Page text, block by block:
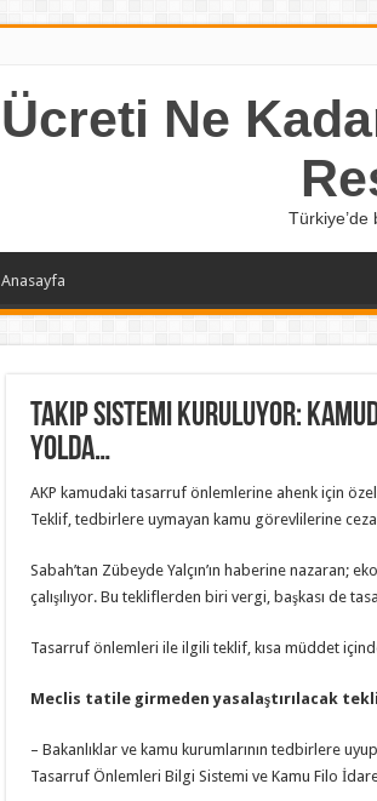
Ücreti Ne
Türkiye’de
Anasayfa
Takip sistemi kuruluyor:
yolda…
AKP kamudaki tasarruf önlemlerine ahenk için
Teklif, tedbirlere uymayan kamu görevlilerine
Sabah’tan Zübeyde Yalçın’ın haberine nazaran;
çalışılıyor. Bu tekliflerden biri vergi, başkası de
Tasarruf önlemleri ile ilgili teklif, kısa müddet
Meclis tatile girmeden yasalaştırılacak
– Bakanlıklar ve kamu kurumlarının tedbirlere
Tasarruf Önlemleri Bilgi Sistemi ve Kamu Filo İdare